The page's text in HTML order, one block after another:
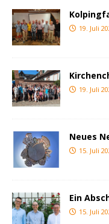
19. Juli
19. Juli
Neues
15. Juli
Ein
15. Juli